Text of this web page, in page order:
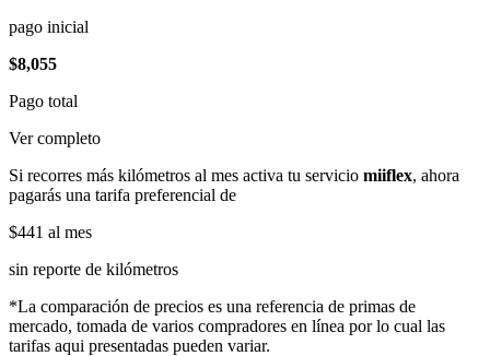
pago inicial
$8,055
Pago total
Ver completo
Si recorres más kilómetros al mes activa tu servicio miiflex, ahora
pagarás una tarifa preferencial de
$441 al mes
sin reporte de kilómetros
*La comparación de precios es una referencia de primas de
mercado, tomada de varios compradores en línea por lo cual las
tarifas aqui presentadas pueden variar.